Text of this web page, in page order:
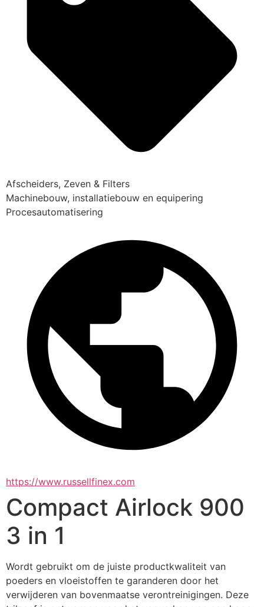
Afscheiders, Zeven & Filters
Machinebouw, installatiebouw en equipering
Procesautomatisering
https://www.russellfinex.com
Compact Airlock 900
3 in 1
Wordt gebruikt om de juiste productkwaliteit van
poeders en vloeistoffen te garanderen door het
verwijderen van bovenmaatse verontreinigingen. Deze